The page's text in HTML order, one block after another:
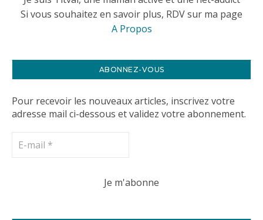
Si vous souhaitez en savoir plus, RDV sur ma page
A Propos
ABONNEZ-VOUS
Pour recevoir les nouveaux articles, inscrivez votre
adresse mail ci-dessous et validez votre abonnement.